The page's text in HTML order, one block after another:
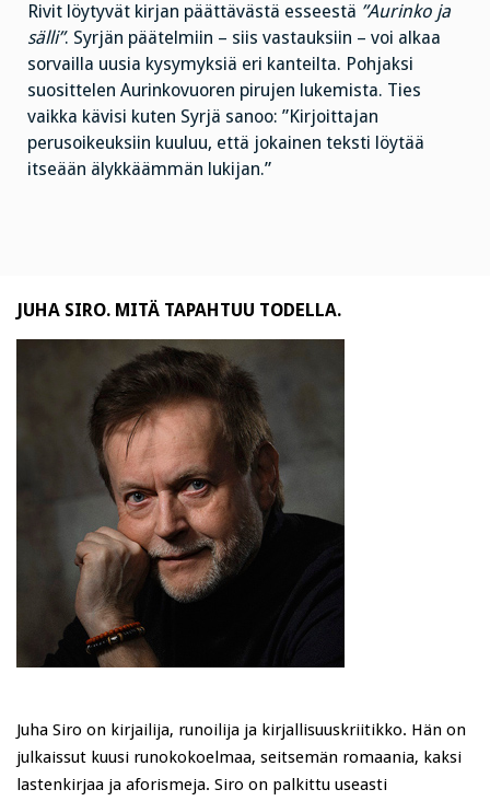
Rivit löytyvät kirjan päättävästä esseestä ”Aurinko ja
sälli”. Syrjän päätelmiin – siis vastauksiin – voi alkaa
sorvailla uusia kysymyksiä eri kanteilta. Pohjaksi
suosittelen Aurinkovuoren pirujen lukemista. Ties
vaikka kävisi kuten Syrjä sanoo: ”Kirjoittajan
perusoikeuksiin kuuluu, että jokainen teksti löytää
itseään älykkäämmän lukijan.”
JUHA SIRO. MITÄ TAPAHTUU TODELLA.
Juha Siro on kirjailija, runoilija ja kirjallisuuskriitikko. Hän on
julkaissut kuusi runokokoelmaa, seitsemän romaania, kaksi
lastenkirjaa ja aforismeja. Siro on palkittu useasti